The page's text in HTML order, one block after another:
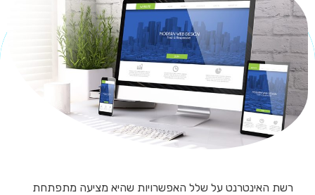
רשת האינטרנט על שלל האפשרויות שהיא מציעה מתפתחת